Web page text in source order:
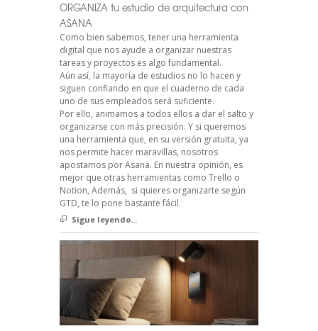
ORGANIZA tu estudio de arquitectura con
ASANA
Como bien sabemos, tener una herramienta
digital que nos ayude a organizar nuestras
tareas y proyectos es algo fundamental.
Aún así, la mayoría de estudios no lo hacen y
siguen confiando en que el cuaderno de cada
uno de sus empleados será suficiente.
Por ello, animamos a todos ellos a dar el salto y
organizarse con más precisión. Y si queremos
una herramienta que, en su versión gratuita, ya
nos permite hacer maravillas, nosotros
apostamos por Asana. En nuestra opinión, es
mejor que otras herramientas como Trello o
Notion, Además, si quieres organizarte según
GTD, te lo pone bastante fácil.
Sigue leyendo...